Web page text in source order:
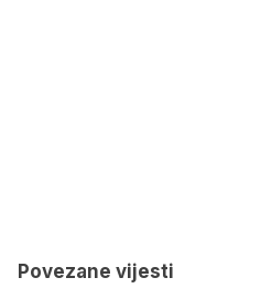
Povezane vijesti